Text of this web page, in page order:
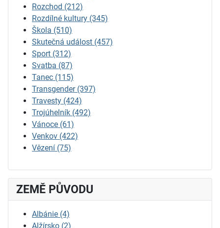
Rozchod (212)
Rozdílné kultury (345)
Škola (510)
Skutečná událost (457)
Sport (312)
Svatba (87)
Tanec (115)
Transgender (397)
Travesty (424)
Trojúhelník (492)
Vánoce (61)
Venkov (422)
Vězení (75)
ZEMĚ PŮVODU
Albánie (4)
Alžírsko (2)